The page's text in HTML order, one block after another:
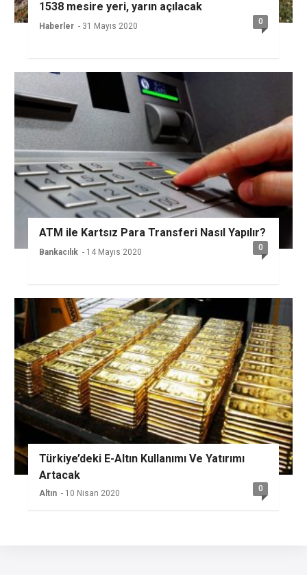
1538 mesire yeri, yarın açılacak
Haberler - 31 Mayıs 2020 0
ATM ile Kartsız Para Transferi Nasıl Yapılır?
Bankacılık - 14 Mayıs 2020 0
Türkiye’deki E-Altın Kullanımı Ve Yatırımı
Artacak
Altın - 10 Nisan 2020 0